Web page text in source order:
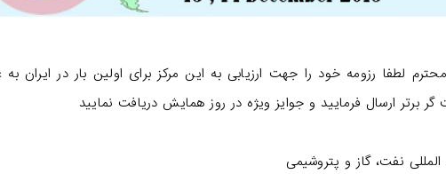
لطفا رزومه خود را جهت ارزیابی به این مرکز برای اولین بار در ایران به
گر برتر ارسال فرمایید و جوایز ویژه در روز همایش دریافت نمایید
نفت، گاز و پتروشیمی